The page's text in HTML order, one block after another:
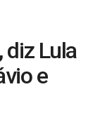
diz Lula
e